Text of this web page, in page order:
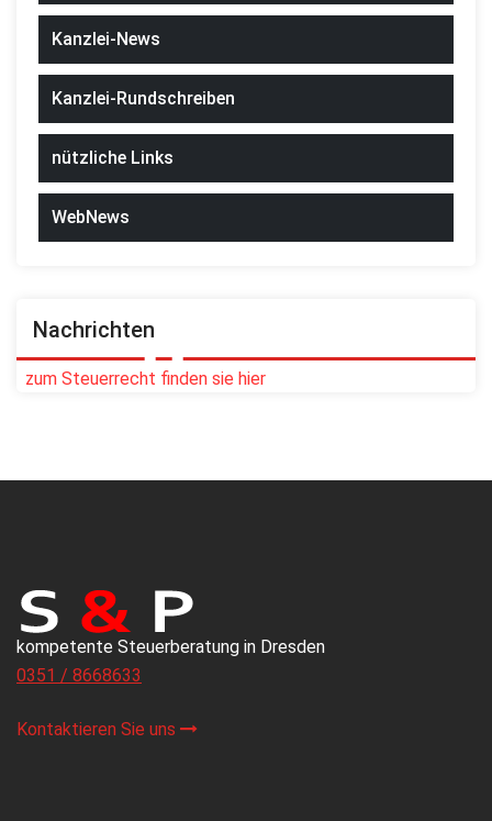
Kanzlei-News
Kanzlei-Rundschreiben
nützliche Links
WebNews
Nachrichten
zum Steuerrecht finden sie hier
kompetente Steuerberatung in Dresden
0351 / 8668633
Kontaktieren Sie uns